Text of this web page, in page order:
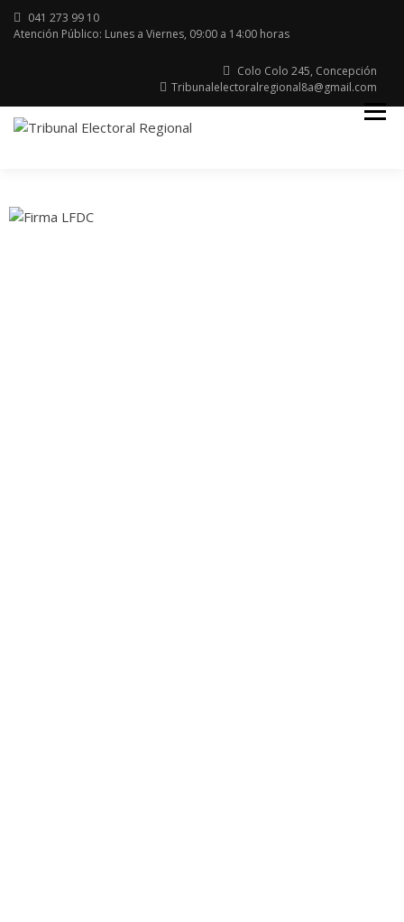
041 273 99 10
Atención Público: Lunes a Viernes, 09:00 a 14:00 horas
Colo Colo 245, Concepción
Tribunalelectoralregional8a@gmail.com